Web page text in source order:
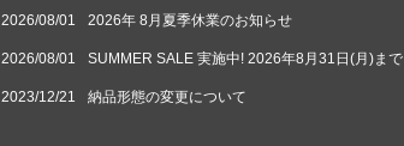
2026/08/01 2026年 8月夏季休業のお知らせ
2026/08/01 SUMMER SALE 実施中! 2026年8月31日(月)まで
2023/12/21 納品形態の変更について